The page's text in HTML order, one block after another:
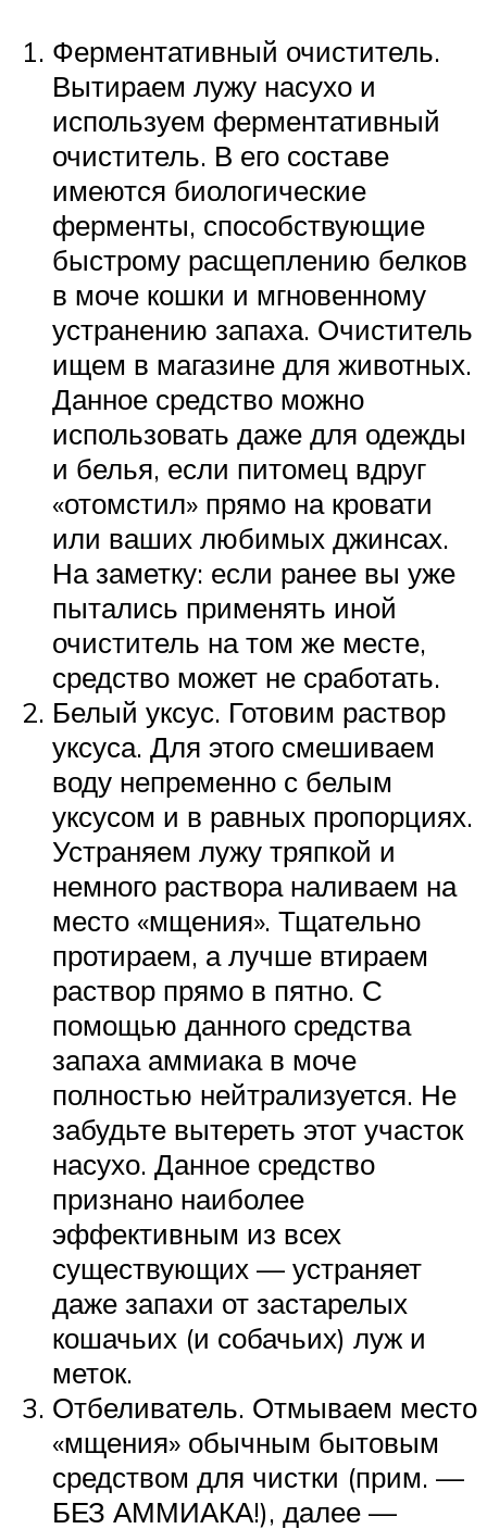
Ферментативный очиститель.
Вытираем лужу насухо и
используем ферментативный
очиститель. В его составе
имеются биологические
ферменты, способствующие
быстрому расщеплению белков
в моче кошки и мгновенному
устранению запаха. Очиститель
ищем в магазине для животных.
Данное средство можно
использовать даже для одежды
и белья, если питомец вдруг
«отомстил» прямо на кровати
или ваших любимых джинсах.
На заметку: если ранее вы уже
пытались применять иной
очиститель на том же месте,
средство может не сработать.
Белый уксус. Готовим раствор
уксуса. Для этого смешиваем
воду непременно с белым
уксусом и в равных пропорциях.
Устраняем лужу тряпкой и
немного раствора наливаем на
место «мщения». Тщательно
протираем, а лучше втираем
раствор прямо в пятно. С
помощью данного средства
запаха аммиака в моче
полностью нейтрализуется. Не
забудьте вытереть этот участок
насухо. Данное средство
признано наиболее
эффективным из всех
существующих — устраняет
даже запахи от застарелых
кошачьих (и собачьих) луж и
меток.
Отбеливатель. Отмываем место
«мщения» обычным бытовым
средством для чистки (прим. —
БЕЗ АММИАКА!), далее —